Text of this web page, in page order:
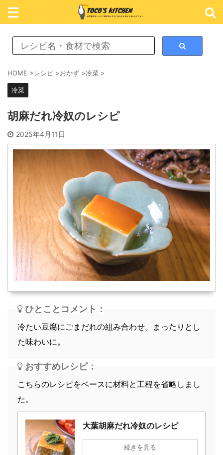
レシピ検索
ごはん
めん類
スープ
軽食
HOME >レシピ >おかず >冷菜 >
冷菜
胡麻だれ冷奴のレシピ
2025年4月11日
ひとことコメント：
冷たい豆腐にごまだれの組み合わせ。まったりとし
た味わいに。
おすすめレシピ：
こちらのレシピをベースに材料と工程を省略しまし
た。
大葉胡麻だれ冷奴のレシピ
続きを見る